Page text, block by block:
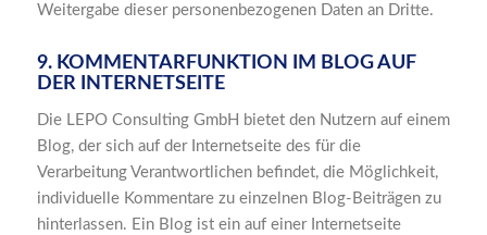
Weitergabe dieser personenbezogenen Daten an Dritte.
9. KOMMENTARFUNKTION IM BLOG AUF
DER INTERNETSEITE
Die LEPO Consulting GmbH bietet den Nutzern auf einem
Blog, der sich auf der Internetseite des für die
Verarbeitung Verantwortlichen befindet, die Möglichkeit,
individuelle Kommentare zu einzelnen Blog-Beiträgen zu
hinterlassen. Ein Blog ist ein auf einer Internetseite